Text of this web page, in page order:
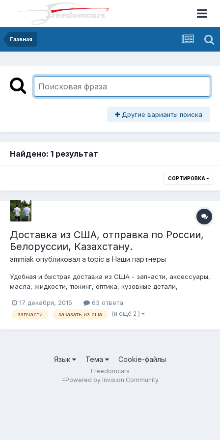
Главная
Другие варианты поиска
Найдено: 1 результат
СОРТИРОВКА
Доставка из США, отправка по России,
Белоруссии, Казахстану.
ammiak опубликовал a topic в Наши партнеры
Удобная и быстрая доставка из США - запчасти, аксессуары,
масла, жидкости, тюнинг, оптика, кузовные детали,
подборе деталей по VIN, расчет окончательной стоимости -
никаких скрытых платежей и наценок! Сжатые сроки - от 3-5
17 декабря, 2015 63 ответа
запчасти заказать из сша (и ещё 2 )
Язык Тема Cookie-файлы
Freedomcars
=Powered by Invision Community